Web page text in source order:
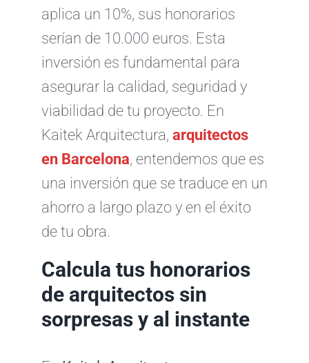
aplica un 10%, sus honorarios
serían de 10.000 euros. Esta
inversión es fundamental para
asegurar la calidad, seguridad y
viabilidad de tu proyecto. En
Kaitek Arquitectura, arquitectos
en Barcelona, entendemos que es
una inversión que se traduce en un
ahorro a largo plazo y en el éxito
de tu obra.
Calcula tus honorarios
de arquitectos sin
sorpresas y al instante